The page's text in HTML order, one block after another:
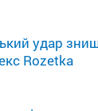
удар
Rozetka